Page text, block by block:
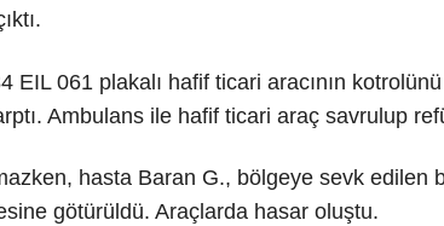
EIL 061 plakalı hafif ticari aracının
Ambulans ile hafif ticari araç savrulup
hasta Baran G., bölgeye sevk edilen
götürüldü. Araçlarda hasar oluştu.